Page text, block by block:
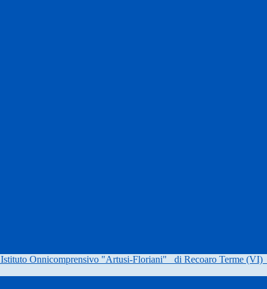
Istituto Onnicomprensivo "Artusi-Floriani" di Recoaro Terme (VI)